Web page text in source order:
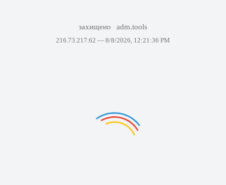
захищено adm.tools
216.73.217.62 — 8/8/2026, 12:21:36 PM